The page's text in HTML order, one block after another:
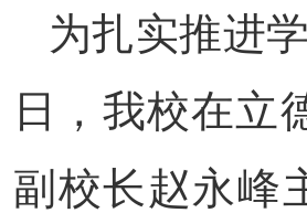
为扎实推进
日，我校在立
副校长赵永峰